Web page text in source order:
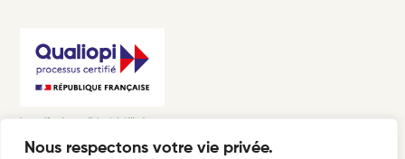
Nous respectons votre vie privée.